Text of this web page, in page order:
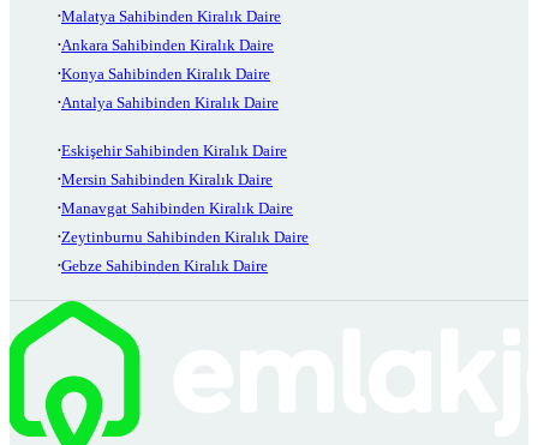
Malatya Sahibinden Kiralık Daire
Ankara Sahibinden Kiralık Daire
Konya Sahibinden Kiralık Daire
Antalya Sahibinden Kiralık Daire
Eskişehir Sahibinden Kiralık Daire
Mersin Sahibinden Kiralık Daire
Manavgat Sahibinden Kiralık Daire
Zeytinburnu Sahibinden Kiralık Daire
Gebze Sahibinden Kiralık Daire